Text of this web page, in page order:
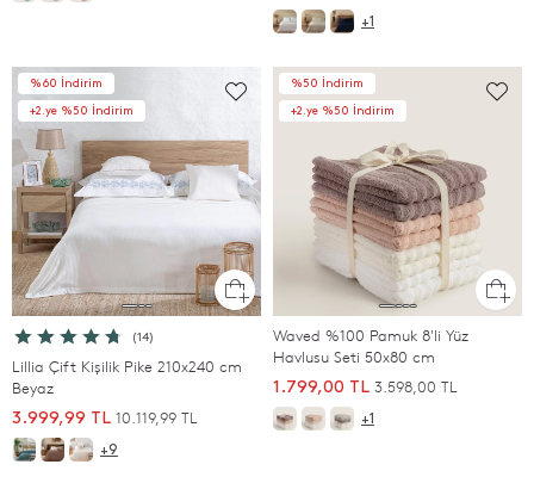
+1
%60 İndirim
+2.ye %50 İndirim
(14)
Lillia Çift Kişilik Pike 210x240 cm
Beyaz
3.999,99 TL 10.119,99 TL
+9
%50 İndirim
+2.ye %50 İndirim
Waved %100 Pamuk 8'li Yüz
Havlusu Seti 50x80 cm
1.799,00 TL 3.598,00 TL
+1